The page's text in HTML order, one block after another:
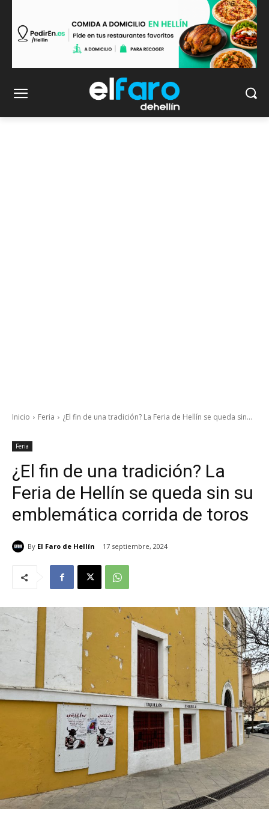
Inicio Feria ¿El fin de una tradición? La Feria de Hellín se queda sin...
Feria
¿El fin de una tradición? La
Feria de Hellín se queda sin su
emblemática corrida de toros
By El Faro de Hellín 17 septiembre, 2024